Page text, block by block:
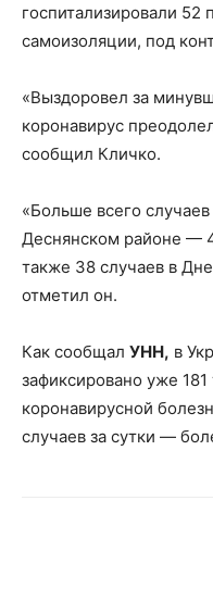
госпитализировали
самоизоляции, под
«Выздоровел за
коронавирус
сообщил Кличко.
«Больше всего
Деснянском районе —
также 38 случаев в
отметил он.
Как сообщал УНН, в
зафиксировано уже
коронавирусной
случаев за сутки —